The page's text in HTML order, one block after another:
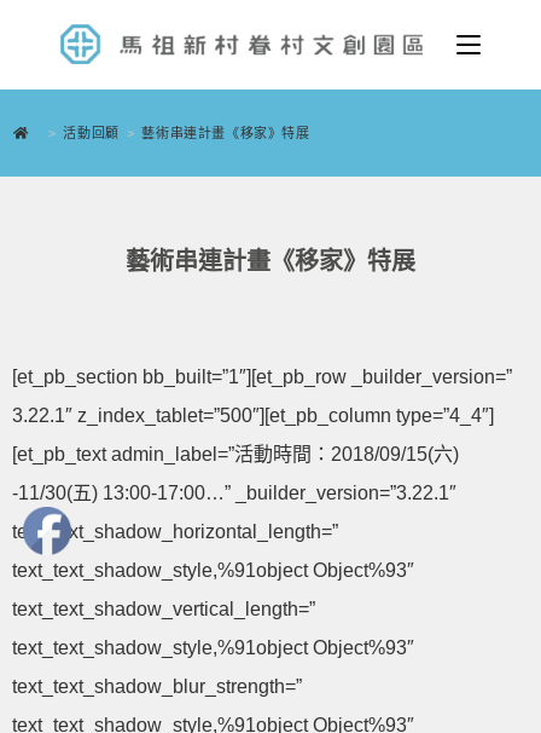
> 活動回顧 > 藝術串連計畫《移家》特展
藝術串連計畫《移家》特展
[et_pb_section bb_built=”1″][et_pb_row _builder_version=”
3.22.1″ z_index_tablet=”500″][et_pb_column type=”4_4″]
[et_pb_text admin_label=”活動時間：2018/09/15(六)
-11/30(五) 13:00-17:00…” _builder_version=”3.22.1″
text_text_shadow_horizontal_length=”
text_text_shadow_style,%91object Object%93″
text_text_shadow_vertical_length=”
text_text_shadow_style,%91object Object%93″
text_text_shadow_blur_strength=”
text_text_shadow_style,%91object Object%93″